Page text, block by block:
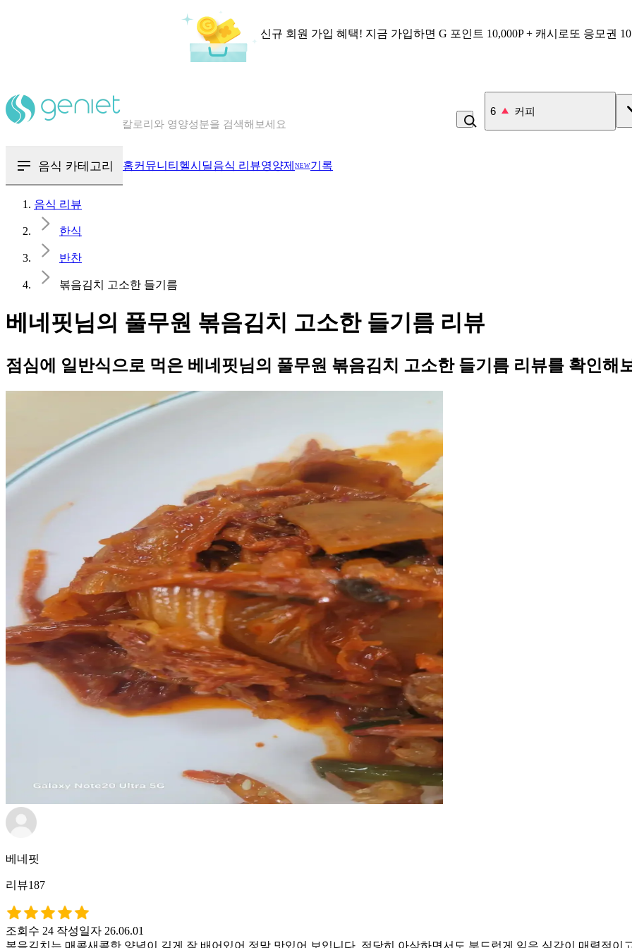
신규 회원 가입 혜택! 지금 가입하면 G 포인트 10,000P + 캐시로또 응모권
칼로리와 영양성분을 검색해보세요
7 고구마
음식 카테고리 홈커뮤니티 헬시딜음식 리뷰영양제 NEW기록
음식 리뷰
한식
반찬
볶음김치 고소한 들기름
베네핏님의 풀무원 볶음김치 고소한 들기름 리뷰
점심에 일반식으로 먹은 베네핏님의 풀무원 볶음김치 고소한 들기름 리뷰를 확인해
베네핏
리뷰187
조회수 24 작성일자 26.06.01
볶음김치는 매콤새콤한 양념이 깊게 잘 배어있어 정말 맛있어 보입니다. 적당히 아삭하면서도 부드럽게 익은 식감이 매력적